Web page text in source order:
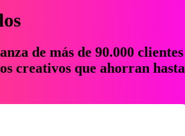
de más de 90.000 clientes
creativos que ahorran hasta